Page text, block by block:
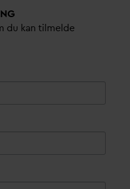
du kan tilmelde